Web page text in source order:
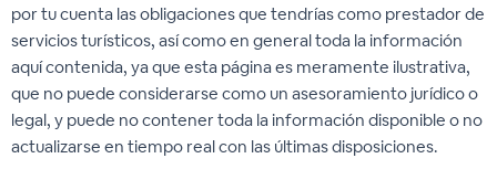
por tu cuenta las obligaciones que tendrías como prestador de
servicios turísticos, así como en general toda la información
aquí contenida, ya que esta página es meramente ilustrativa,
que no puede considerarse como un asesoramiento jurídico o
legal, y puede no contener toda la información disponible o no
actualizarse en tiempo real con las últimas disposiciones.